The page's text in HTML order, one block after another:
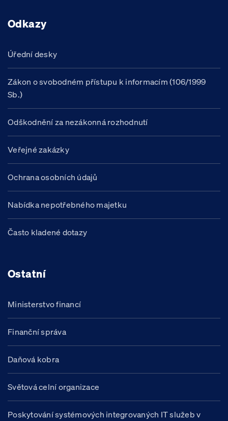
Odkazy
Úřední desky
Zákon o svobodném přístupu k informacím (106/1999
Sb.)
Odškodnění za nezákonná rozhodnutí
Veřejné zakázky
Ochrana osobních údajů
Nabídka nepotřebného majetku
Často kladené dotazy
Ostatní
Ministerstvo financí
Finanční správa
Daňová kobra
Světová celní organizace
Poskytování systémových integrovaných IT služeb v